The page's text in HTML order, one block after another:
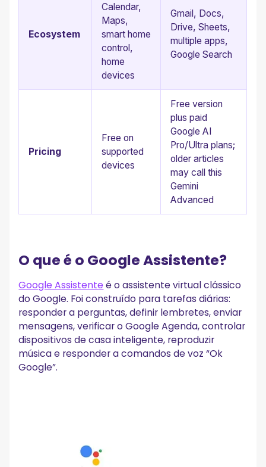
Ecosystem
Calendar,
Maps,
smart home
control,
home
devices
Gmail, Docs,
Drive, Sheets,
multiple apps,
Google Search
Pricing
Free on
supported
devices
Free version
plus paid
Google AI
Pro/Ultra plans;
older articles
may call this
Gemini
Advanced
O que é o Google Assistente?
Google Assistenteé o assistente virtual clássico
do Google. Foi construído para tarefas diárias:
responder a perguntas, definir lembretes, enviar
mensagens, verificar o Google Agenda, controlar
dispositivos de casa inteligente, reproduzir
música e responder a comandos de voz “Ok
Google”.